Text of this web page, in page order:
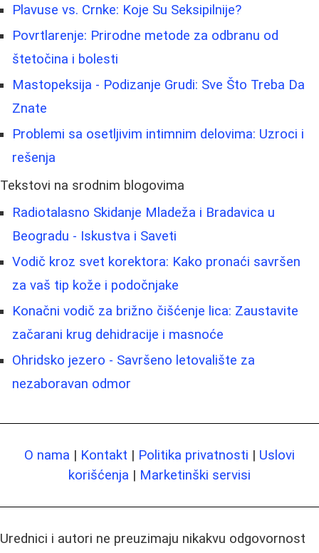
Plavuse vs. Crnke: Koje Su Seksipilnije?
Povrtlarenje: Prirodne metode za odbranu od
štetočina i bolesti
Mastopeksija - Podizanje Grudi: Sve Što Treba Da
Znate
Problemi sa osetljivim intimnim delovima: Uzroci i
rešenja
Tekstovi na srodnim blogovima
Radiotalasno Skidanje Mladeža i Bradavica u
Beogradu - Iskustva i Saveti
Vodič kroz svet korektora: Kako pronaći savršen
za vaš tip kože i podočnjake
Konačni vodič za brižno čišćenje lica: Zaustavite
začarani krug dehidracije i masnoće
Ohridsko jezero - Savršeno letovalište za
nezaboravan odmor
O nama | Kontakt | Politika privatnosti | Uslovi
korišćenja | Marketinški servisi
Urednici i autori ne preuzimaju nikakvu odgovornost